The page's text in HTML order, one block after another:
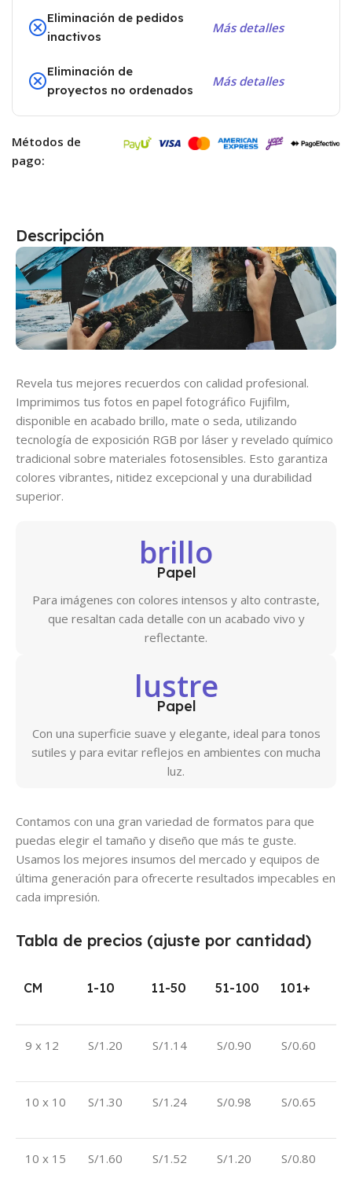
Eliminación de pedidos
inactivos
Más detalles
Eliminación de
proyectos no ordenados
Más detalles
Métodos de
pago:
Descripción
Revela tus mejores recuerdos con calidad profesional.
Imprimimos tus fotos en papel fotográfico Fujifilm,
disponible en acabado brillo, mate o seda, utilizando
tecnología de exposición RGB por láser y revelado químico
tradicional sobre materiales fotosensibles. Esto garantiza
colores vibrantes, nitidez excepcional y una durabilidad
superior.
brillo
Papel
Para imágenes con colores intensos y alto contraste,
que resaltan cada detalle con un acabado vivo y
reflectante.
lustre
Papel
Con una superficie suave y elegante, ideal para tonos
sutiles y para evitar reflejos en ambientes con mucha
luz.
Contamos con una gran variedad de formatos para que
puedas elegir el tamaño y diseño que más te guste.
Usamos los mejores insumos del mercado y equipos de
última generación para ofrecerte resultados impecables en
cada impresión.
Tabla de precios (ajuste por cantidad)
CM 1-10 11-50 51-100 101+
9 x 12 S/1.20 S/1.14 S/0.90 S/0.60
10 x 10 S/1.30 S/1.24 S/0.98 S/0.65
10 x 15 S/1.60 S/1.52 S/1.20 S/0.80